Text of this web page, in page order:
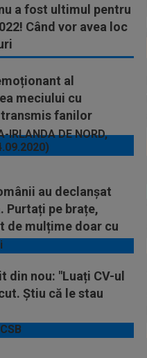
a fost ultimul pentru
Când vor avea loc
al
meciului cu
transmis fanilor
au declanșat
Purtați pe brațe,
de mulțime doar cu
din nou: "Luați CV-ul
Ştiu că le stau